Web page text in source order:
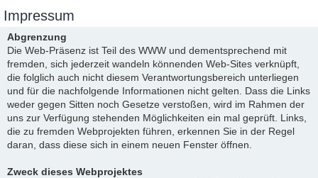
Impressum
Abgrenzung
Die Web-Präsenz ist Teil des WWW und dementsprechend mit
fremden, sich jederzeit wandeln könnenden Web-Sites verknüpft,
die folglich auch nicht diesem Verantwortungsbereich unterliegen
und für die nachfolgende Informationen nicht gelten. Dass die Links
weder gegen Sitten noch Gesetze verstoßen, wird im Rahmen der
uns zur Verfügung stehenden Möglichkeiten ein mal geprüft. Links,
die zu fremden Webprojekten führen, erkennen Sie in der Regel
daran, dass diese sich in einem neuen Fenster öffnen.
Zweck dieses Webprojektes